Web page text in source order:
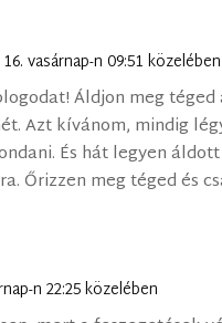
vasárnap-n 09:51 közelében
Áldjon meg téged
Azt kívánom, mindig
És hát legyen
Őrizzen meg téged és
n 22:25 közelében